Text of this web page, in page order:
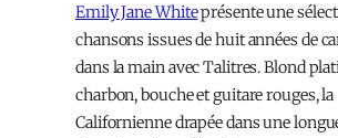
Emily Jane Whiteprésente une
chansons issues de huit années de
dans la main avec Talitres. Blond
charbon, bouche et guitare rouges, la
Californienne drapée dans une